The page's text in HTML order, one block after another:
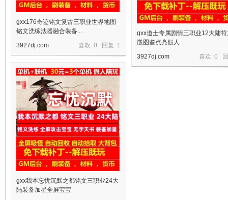
gxx176奇迹铭文复古三职业世界地图
铭文洗练法器融合装备...
喜欢: 0 回复: 1
3927dj.com
gxx道士专属剧情三职业12大陆
嵌图鉴点亮假人
喜欢: 0
3927dj.com
gxx我本忘忧沉默之都铭文三职业24大
陆装备加星全屏宝宝